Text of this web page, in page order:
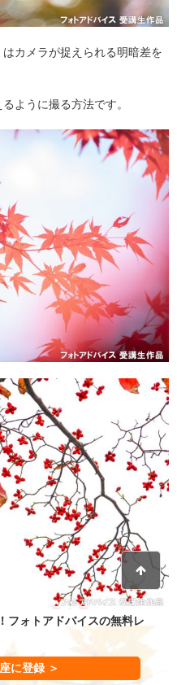
はカメラが捉えられる明暗差を
ように撮る方法です。
フォトアドバイスの無料レ
に登録 ＞